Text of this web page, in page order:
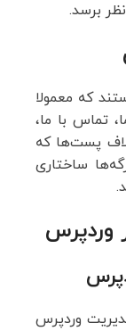
برسد.
که معمولا
تماس با ما،
پست‌ها که
ساختاری
وردپرس
وردپرس